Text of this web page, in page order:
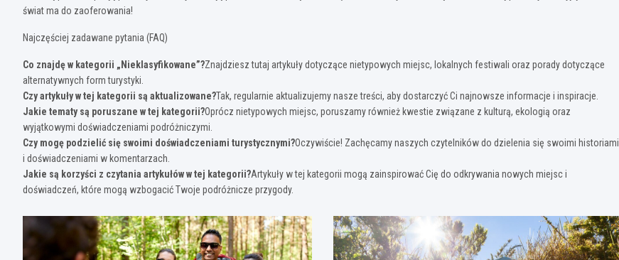
świat ma do zaoferowania!
Najczęściej zadawane pytania (FAQ)
Co znajdę w kategorii „Nieklasyfikowane”?Znajdziesz tutaj artykuły dotyczące nietypowych miejsc, lokalnych festiwali oraz porady dotyczące
alternatywnych form turystyki.
Czy artykuły w tej kategorii są aktualizowane?Tak, regularnie aktualizujemy nasze treści, aby dostarczyć Ci najnowsze informacje i inspiracje.
Jakie tematy są poruszane w tej kategorii?Oprócz nietypowych miejsc, poruszamy również kwestie związane z kulturą, ekologią oraz
wyjątkowymi doświadczeniami podróżniczymi.
Czy mogę podzielić się swoimi doświadczeniami turystycznymi?Oczywiście! Zachęcamy naszych czytelników do dzielenia się swoimi historiami
i doświadczeniami w komentarzach.
Jakie są korzyści z czytania artykułów w tej kategorii?Artykuły w tej kategorii mogą zainspirować Cię do odkrywania nowych miejsc i
doświadczeń, które mogą wzbogacić Twoje podróżnicze przygody.